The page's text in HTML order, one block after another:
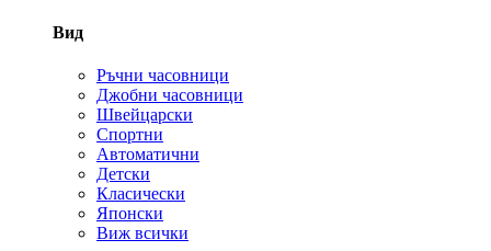
Вид
Ръчни часовници
Джобни часовници
Швейцарски
Спортни
Автоматични
Детски
Класически
Японски
Виж всички